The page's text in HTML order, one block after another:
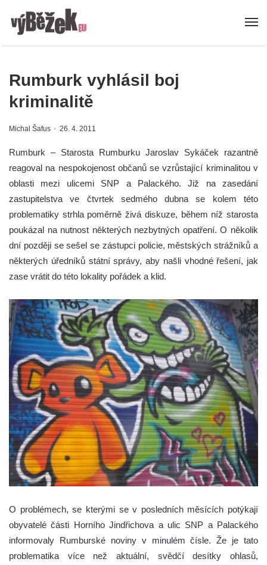
Rumburk vyhlásil boj
kriminalitě
Michal Šafus 26. 4. 2011
Rumburk – Starosta Rumburku Jaroslav Sykáček razantně
reagoval na nespokojenost občanů se vzrůstající kriminalitou v
oblasti mezi ulicemi SNP a Palackého. Již na zasedání
zastupitelstva ve čtvrtek sedmého dubna se kolem této
problematiky strhla poměrně živá diskuze, během níž starosta
poukázal na nutnost některých nezbytných opatření. O několik
dní později se sešel se zástupci policie, městských strážníků a
některých úředníků státní správy, aby našli vhodné řešení, jak
zase vrátit do této lokality pořádek a klid.
O problémech, se kterými se v posledních měsících potýkají
obyvatelé části Horního Jindřichova a ulic SNP a Palackého
informovaly Rumburské noviny v minulém čísle. Že je tato
problematika více než aktuální, svědčí desítky ohlasů,